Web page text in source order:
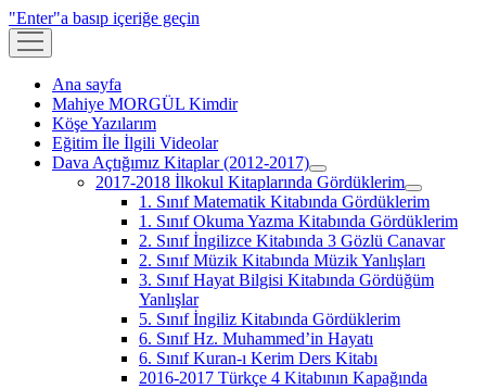
"Enter"a basıp içeriğe geçin
menüyü
aç
Ana sayfa
Mahiye MORGÜL Kimdir
Köşe Yazılarım
Eğitim İle İlgili Videolar
Dava Açtığımız Kitaplar (2012-2017)
menüyü
aç
2017-2018 İlkokul Kitaplarında Gördüklerim
menüyü
aç
1. Sınıf Matematik Kitabında Gördüklerim
1. Sınıf Okuma Yazma Kitabında Gördüklerim
2. Sınıf İngilizce Kitabında 3 Gözlü Canavar
2. Sınıf Müzik Kitabında Müzik Yanlışları
3. Sınıf Hayat Bilgisi Kitabında Gördüğüm
Yanlışlar
5. Sınıf İngiliz Kitabında Gördüklerim
6. Sınıf Hz. Muhammed’in Hayatı
6. Sınıf Kuran-ı Kerim Ders Kitabı
2016-2017 Türkçe 4 Kitabının Kapağında